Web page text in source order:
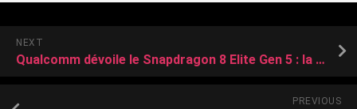
NEXT
Qualcomm dévoile le Snapdragon 8 Elite Gen 5 : la puce mobile la plus rapide du monde ouvre une nouvelle ère pour l’intelligence artificielle
PREVIOUS